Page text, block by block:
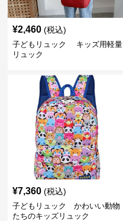
¥2,460 (税込)
子どもリュック キッズ用軽量
リュック
¥7,360 (税込)
子どもリュック かわいい動物
たちのキッズリュック